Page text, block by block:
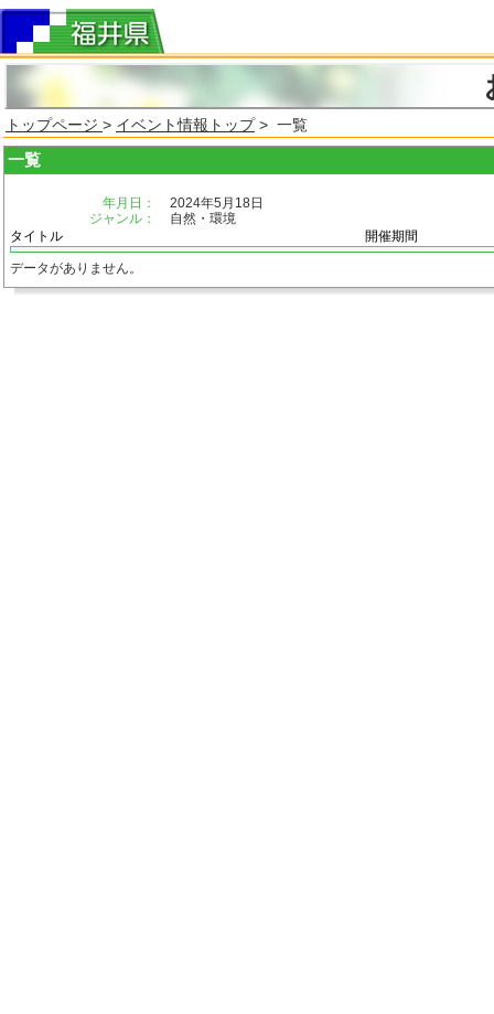
トップページ > イベント情報トップ> 一覧
一覧
年月日：
2024年5月18日
ジャンル：
自然・環境
タイトル
開催期間
データがありません。